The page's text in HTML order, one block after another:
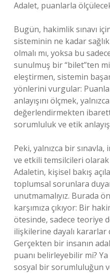
Adalet, puanlarla
Bugün, hakimlik sınavı
sisteminin ne kadar
olmalı mı, yoksa bu
sunulmuş bir “bilet”ten
eleştirmen, sistemin
yönlerini vurgular:
anlayışını ölçmek,
değerlendirmekten
sorumluluk ve etik
Peki, yalnızca bir
ve etkili temsilcileri
Adaletin, kişisel bakış
toplumsal sorunlara
unutmamalıyız. Burada
karşımıza çıkıyor: Bir
ötesinde, sadece teoriye
ilişkilerine dayalı kararlar
Gerçekten bir insanın
puanı belirleyebilir mi?
sosyal bir sorumluluğun